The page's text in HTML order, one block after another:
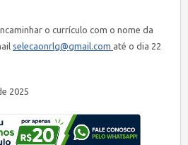
o currículo com o nome da
selecaonrlg@gmail.com até o dia 22
2025